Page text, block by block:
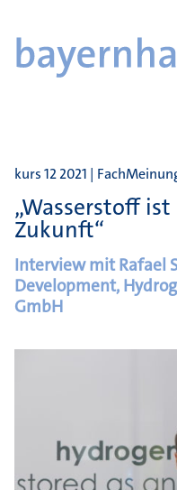
kurs 12 2021 |
„Wasserstoff
Zukunft“
Interview mit Rafael
Development,
GmbH